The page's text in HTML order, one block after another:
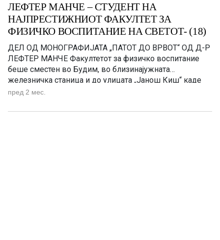
ЛЕФТЕР МАНЧЕ – СТУДЕНТ НА
НАЈПРЕСТИЖНИОТ ФАКУЛТЕТ ЗА
ФИЗИЧКО ВОСПИТАНИЕ НА СВЕТОТ- (18)
ДЕЛ ОД МОНОГРАФИЈАТА „ПАТОТ ДО ВРВОТ“ OД Д-Р
ЛЕФТЕР МАНЧЕ Факултетот за физичко воспитание
беше сместен во Будим, во близинајужната
железничка станица и до улицата „Јанош Киш“ каде
што живеев во 1951/52 година во Домот како ученик
изградена во 1925 год., а подоцна се изградени уште
пред 2 мес.